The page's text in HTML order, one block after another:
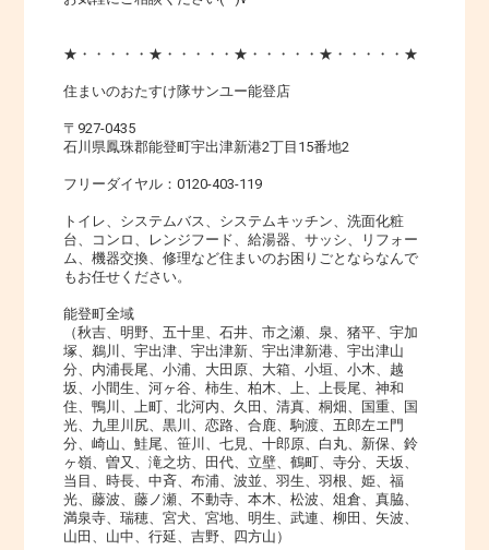
★・・・・・★・・・・・★・・・・・★・・・・・★
住まいのおたすけ隊サンユー能登店
〒927-0435
石川県鳳珠郡能登町宇出津新港2丁目15番地2
フリーダイヤル：0120-403-119
トイレ、システムバス、システムキッチン、洗面化粧
台、コンロ、レンジフード、給湯器、サッシ、リフォー
ム、機器交換、修理など住まいのお困りごとならなんで
もお任せください。
能登町全域
（秋吉、明野、五十里、石井、市之瀬、泉、猪平、宇加
塚、鵜川、宇出津、宇出津新、宇出津新港、宇出津山
分、内浦長尾、小浦、大田原、大箱、小垣、小木、越
坂、小間生、河ヶ谷、柿生、柏木、上、上長尾、神和
住、鴨川、上町、北河内、久田、清真、桐畑、国重、国
光、九里川尻、黒川、恋路、合鹿、駒渡、五郎左エ門
分、崎山、鮭尾、笹川、七見、十郎原、白丸、新保、鈴
ヶ嶺、曽又、滝之坊、田代、立壁、鶴町、寺分、天坂、
当目、時長、中斉、布浦、波並、羽生、羽根、姫、福
光、藤波、藤ノ瀬、不動寺、本木、松波、俎倉、真脇、
満泉寺、瑞穂、宮犬、宮地、明生、武連、柳田、矢波、
山田、山中、行延、吉野、四方山）